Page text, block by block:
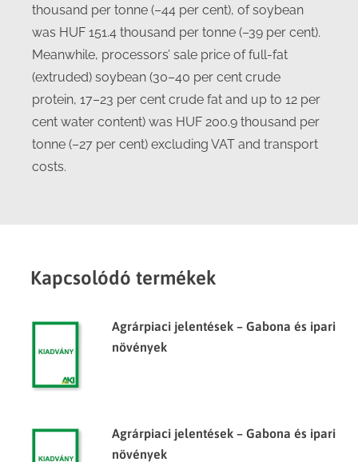
thousand per tonne (–44 per cent), of soybean
was HUF 151.4 thousand per tonne (–39 per cent).
Meanwhile, processors’ sale price of full-fat
(extruded) soybean (30–40 per cent crude
protein, 17–23 per cent crude fat and up to 12 per
cent water content) was HUF 200.9 thousand per
tonne (–27 per cent) excluding VAT and transport
costs.
Kapcsolódó termékek
Agrárpiaci jelentések – Gabona és ipari
növények
Agrárpiaci jelentések – Gabona és ipari
növények